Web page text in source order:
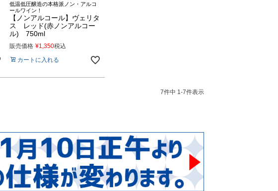
低温低圧醸造の本格派ノン・アルコ
ールワイン！
【ノンアルコール】ヴェリタ
ス レッド(赤ノンアルコー
ル) 750ml
販売価格 ¥1,350税込
カートに入れる
7件中 1 -7件表示